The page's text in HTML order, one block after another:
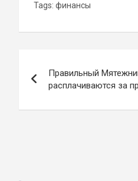
Tags: финансы
по
записям
Правильный
расплачиваются за